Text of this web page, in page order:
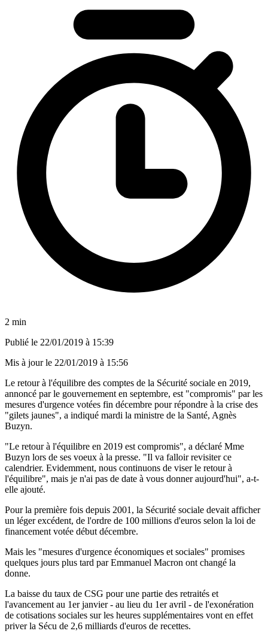
2 min
Publié le 22/01/2019 à 15:39
Mis à jour le 22/01/2019 à 15:56
Le retour à l'équilibre des comptes de la Sécurité sociale en 2019,
annoncé par le gouvernement en septembre, est "compromis" par les
mesures d'urgence votées fin décembre pour répondre à la crise des
"gilets jaunes", a indiqué mardi la ministre de la Santé, Agnès
Buzyn.
"Le retour à l'équilibre en 2019 est compromis", a déclaré Mme
Buzyn lors de ses voeux à la presse. "Il va falloir revisiter ce
calendrier. Evidemment, nous continuons de viser le retour à
l'équilibre", mais je n'ai pas de date à vous donner aujourd'hui", a-t-
elle ajouté.
Pour la première fois depuis 2001, la Sécurité sociale devait afficher
un léger excédent, de l'ordre de 100 millions d'euros selon la loi de
financement votée début décembre.
Mais les "mesures d'urgence économiques et sociales" promises
quelques jours plus tard par Emmanuel Macron ont changé la
donne.
La baisse du taux de CSG pour une partie des retraités et
l'avancement au 1er janvier - au lieu du 1er avril - de l'exonération
de cotisations sociales sur les heures supplémentaires vont en effet
priver la Sécu de 2,6 milliards d'euros de recettes.